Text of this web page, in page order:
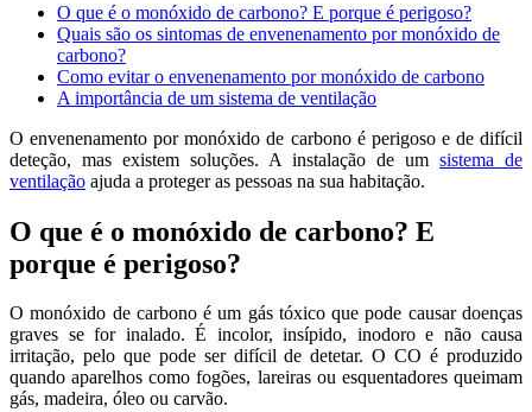
O que é o monóxido de carbono? E porque é perigoso?
Quais são os sintomas de envenenamento por monóxido de
carbono?
Como evitar o envenenamento por monóxido de carbono
A importância de um sistema de ventilação
O envenenamento por monóxido de carbono é perigoso e de difícil
deteção, mas existem soluções. A instalação de um sistema de
ventilação ajuda a proteger as pessoas na sua habitação.
O que é o monóxido de carbono? E
porque é perigoso?
O monóxido de carbono é um gás tóxico que pode causar doenças
graves se for inalado. É incolor, insípido, inodoro e não causa
irritação, pelo que pode ser difícil de detetar. O CO é produzido
quando aparelhos como fogões, lareiras ou esquentadores queimam
gás, madeira, óleo ou carvão.